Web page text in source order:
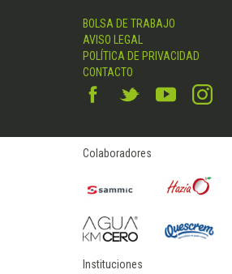
BOLSA DE TRABAJO
AVISO LEGAL
POLÍTICA DE PRIVACIDAD
CONTACTO
Colaboradores
Instituciones